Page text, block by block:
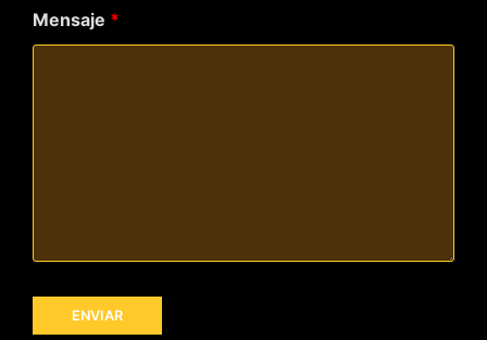
Mensaje *